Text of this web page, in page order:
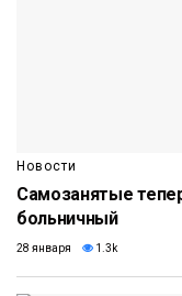
Новости
Самозанятые
больничный
28 января 1.3k